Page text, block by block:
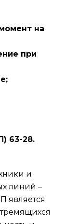
на
при
63-28.
и
линий –
является